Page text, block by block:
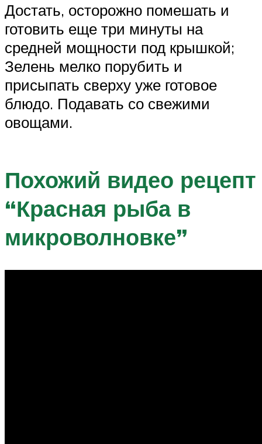
Достать, осторожно помешать и
готовить еще три минуты на
средней мощности под крышкой;
Зелень мелко порубить и
присыпать сверху уже готовое
блюдо. Подавать со свежими
овощами.
Похожий видео рецепт
“Красная рыба в
микроволновке”